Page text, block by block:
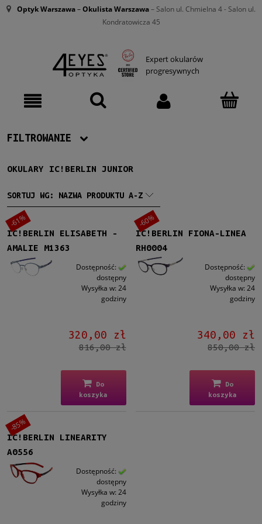
Optyk Warszawa–Okulista Warszawa– Salon ul. Chmielna 4 - Salon ul.
Kondratowicza 45
Expert okularów
progresywnych
FILTROWANIE
Producent
IC!Berlin (3)
Damskie
Damskie(1)
Dziecko
Dziecko
(1)
Czerwony/Bordowy(1)
Materiał
Metalowe
(1)
Plastikowe
Rodzaj
OKULARY IC!BERLIN JUNIOR
SORTUJ WG: NAZWA PRODUKTU A-Z
IC!BERLIN ELISABETH -
AMALIE M1363
Dostępność:
dostępny
Wysyłka w: 24
godziny
320,00 zł
816,00 zł
Do
koszyka
-61%
IC!BERLIN FIONA-LINEA
RH0004
Dostępność:
dostępny
Wysyłka w: 24
godziny
340,00 zł
850,00 zł
Do
koszyka
-60%
IC!BERLIN LINEARITY
A0556
Dostępność:
dostępny
Wysyłka w: 24
godziny
-85%